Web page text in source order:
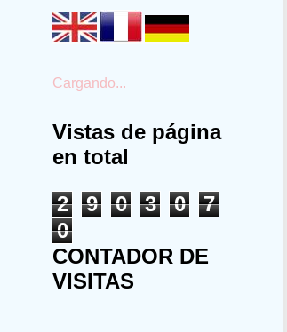
Cargando...
Vistas de página
en total
2
9 0 3 0
7
0
CONTADOR DE
VISITAS